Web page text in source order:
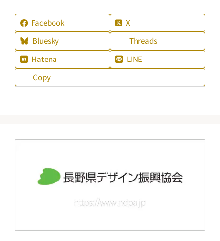
Facebook
X
Bluesky
Threads
Hatena
LINE
Copy